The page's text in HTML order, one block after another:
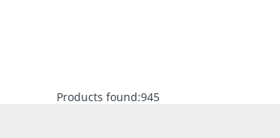
Products found:945